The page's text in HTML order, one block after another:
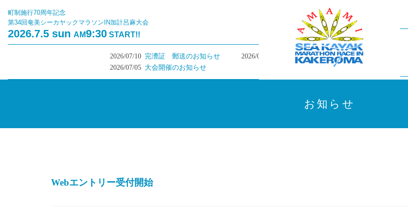
町制施行70周年記念
第34回奄美シーカヤックマラソンIN加計呂麻大会
2026.7.5 sun AM9:30 START!!
2026/07/10 完漕証 郵送のお知らせ 2026/07/05
大会終了の御礼と大会結果掲載のお知らせ
2026/07/05 大会開催のお知らせ
お知らせ
Webエントリー受付開始